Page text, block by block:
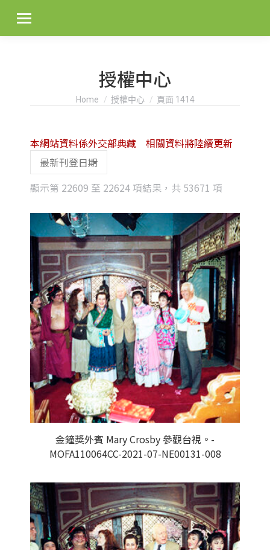
授權中心
You are here:
Home 授權中心 頁面 1414
顯示第 22609 至 22624 項結果，共 53671 項
latest
本網站資料係外交部典藏 相關資料將陸續更新
金鐘獎外賓 Mary Crosby 參觀台視。-
MOFA110064CC-2021-07-NE00131-008